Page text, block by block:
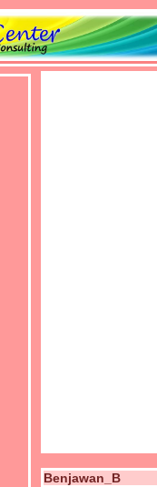
Benjawan_B